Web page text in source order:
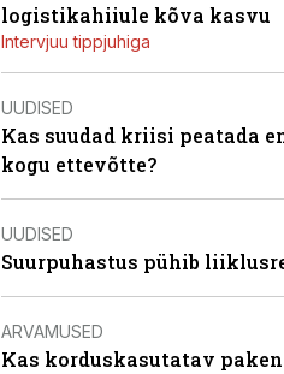
logistikahiiule kõva kasvu
Intervjuu tippjuhiga
UUDISED
Kas suudad kriisi peatada
kogu ettevõtte?
UUDISED
Suurpuhastus pühib
ARVAMUSED
Kas korduskasutatav